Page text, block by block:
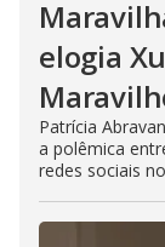
elogia
Patrícia
a polêmica
redes sociais